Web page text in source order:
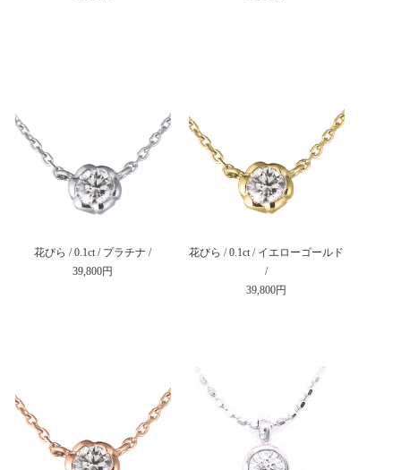
花びら / 0.1ct / プラチナ /
39,800円
花びら / 0.1ct / イエローゴールド
/
39,800円